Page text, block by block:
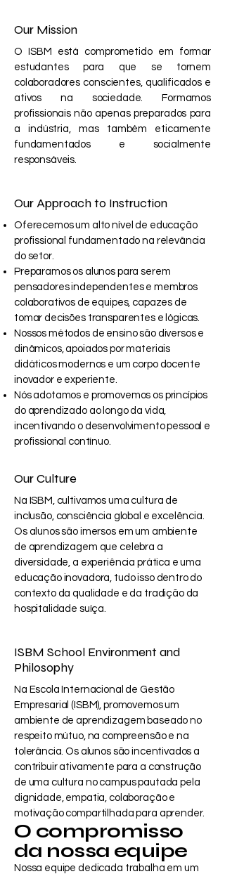
Our Mission
O ISBM está comprometido em formar
estudantes para que se tornem
colaboradores conscientes, qualificados e
ativos na sociedade. Formamos
profissionais não apenas preparados para
a indústria, mas também eticamente
fundamentados e socialmente
responsáveis.
Our Approach to Instruction
Oferecemos um alto nível de educação
profissional fundamentado na relevância
do setor.
Preparamos os alunos para serem
pensadores independentes e membros
colaborativos de equipes, capazes de
tomar decisões transparentes e lógicas.
Nossos métodos de ensino são diversos e
dinâmicos, apoiados por materiais
didáticos modernos e um corpo docente
inovador e experiente.
Nós adotamos e promovemos os princípios
do aprendizado ao longo da vida,
incentivando o desenvolvimento pessoal e
profissional contínuo.
Our Culture
Na ISBM, cultivamos uma cultura de
inclusão, consciência global e excelência.
Os alunos são imersos em um ambiente
de aprendizagem que celebra a
diversidade, a experiência prática e uma
educação inovadora, tudo isso dentro do
contexto da qualidade e da tradição da
hospitalidade suíça.
ISBM School Environment and
Philosophy
Na Escola Internacional de Gestão
Empresarial (ISBM), promovemos um
ambiente de aprendizagem baseado no
respeito mútuo, na compreensão e na
tolerância. Os alunos são incentivados a
contribuir ativamente para a construção
de uma cultura no campus pautada pela
dignidade, empatia, colaboração e
motivação compartilhada para aprender.
O compromisso
da nossa equipe
Nossa equipe dedicada trabalha em um